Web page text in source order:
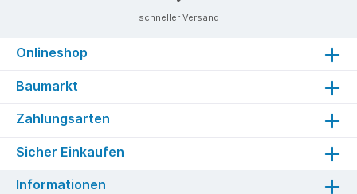
schneller Versand
Onlineshop
Baumarkt
Zahlungsarten
Sicher Einkaufen
Informationen